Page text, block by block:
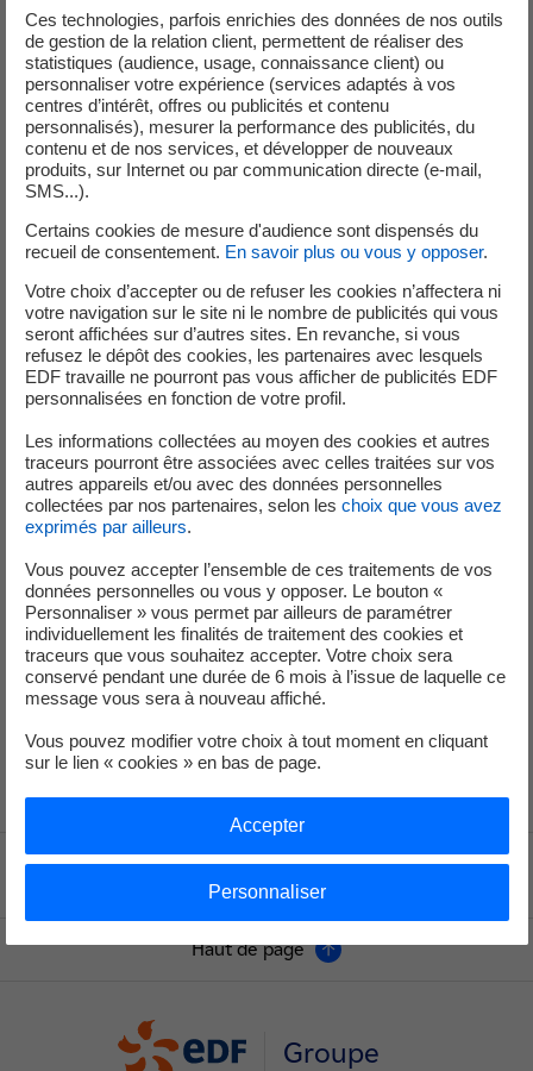
Spécifications Techniques d'Exploitation**. Dans l'attente d'une
intervention mécanique sur la fixation, un nettoyage chimique a été
réalisé.
*Le circuit de refroidissement intermédiaire (RRI) d’une centrale nucléaire
permet de refroidir, en fonctionnement normal comme en situation
accidentelle, l'ensemble des matériels et fluides des systèmes auxiliaires et
redondantes (voie A et B), est situé principalement à l'extérieur de l'enceinte
**Les spécifications techniques d’exploitation (STE) sont un recueil de
règles approuvées par l’ASNR qui définissent le domaine autorisé de
fonctionnement de l’installation et les prescriptions de conduite des
réacteurs associées. Elles prescrivent notamment les délais de réparation
réacteurs
28 novembre 2025(niveau 0)
Lors d'un essai périodique dit "bilan thermique" réalisé sur l'unité n°1
en fonctionnement, les équipes ont identifié qu'un capteur de
puissance était en défaut, entraînant des décalages de mesure
depuis la salle de commande. Ce capteur a été remplacé et les essais
ont pu être ensuite réalisés de manière conforme. Cet événement
n'a pas eu de conséquence sur la sûreté des installations. En effet,
les autres capteurs et toutes les protections du réacteur sont restés
opérationnels.
Haut de page
Groupe
Ces technologies, parfois enrichies des données de nos outils
de gestion de la relation client, permettent de réaliser des
statistiques (audience, usage, connaissance client) ou
personnaliser votre expérience (services adaptés à vos
centres d’intérêt, offres ou publicités et contenu
personnalisés), mesurer la performance des publicités, du
contenu et de nos services, et développer de nouveaux
produits, sur Internet ou par communication directe (e-mail,
SMS...).
Certains cookies de mesure d'audience sont dispensés du
recueil de consentement. En savoir plus ou vous y opposer.
Votre choix d’accepter ou de refuser les cookies n’affectera ni
votre navigation sur le site ni le nombre de publicités qui vous
seront affichées sur d’autres sites. En revanche, si vous
refusez le dépôt des cookies, les partenaires avec lesquels
EDF travaille ne pourront pas vous afficher de publicités EDF
personnalisées en fonction de votre profil.
Les informations collectées au moyen des cookies et autres
traceurs pourront être associées avec celles traitées sur vos
autres appareils et/ou avec des données personnelles
collectées par nos partenaires, selon les choix que vous avez
exprimés par ailleurs.
Vous pouvez accepter l’ensemble de ces traitements de vos
données personnelles ou vous y opposer. Le bouton «
Personnaliser » vous permet par ailleurs de paramétrer
individuellement les finalités de traitement des cookies et
traceurs que vous souhaitez accepter. Votre choix sera
conservé pendant une durée de 6 mois à l’issue de laquelle ce
message vous sera à nouveau affiché.
Vous pouvez modifier votre choix à tout moment en cliquant
sur le lien « cookies » en bas de page.
Personnaliser
Accepter